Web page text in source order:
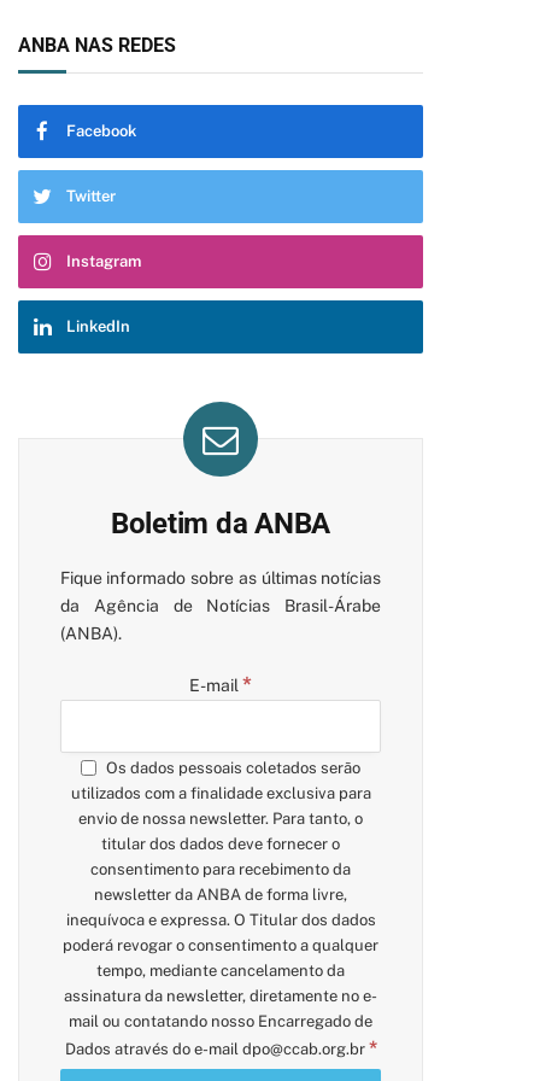
ANBA NAS REDES
Facebook
Twitter
Instagram
LinkedIn
Boletim da ANBA
Fique informado sobre as últimas notícias
da Agência de Notícias Brasil-Árabe
(ANBA).
E-mail *
Os dados pessoais coletados serão
utilizados com a finalidade exclusiva para
envio de nossa newsletter. Para tanto, o
titular dos dados deve fornecer o
consentimento para recebimento da
newsletter da ANBA de forma livre,
inequívoca e expressa. O Titular dos dados
poderá revogar o consentimento a qualquer
tempo, mediante cancelamento da
assinatura da newsletter, diretamente no e-
mail ou contatando nosso Encarregado de
Dados através do e-mail dpo@ccab.org.br *